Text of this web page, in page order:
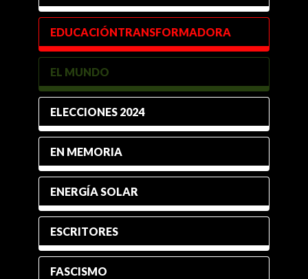
EDUCACIÓNTRANSFORMADORA
EL MUNDO
ELECCIONES 2024
EN MEMORIA
ENERGÍA SOLAR
ESCRITORES
FASCISMO